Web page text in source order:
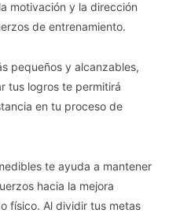
motivación y la dirección
de entrenamiento.
pequeños y alcanzables,
tus logros te permitirá
en tu proceso de
te ayuda a mantener
hacia la mejora
físico. Al dividir tus metas